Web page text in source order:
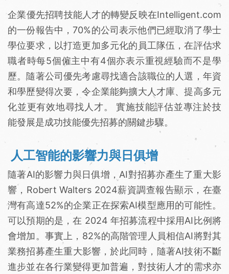
企業優先招聘技能人才的轉變反映在Intelligent.com
的一份報告中，70%的公司表示他們已經取消了學士
學位要求，以打造更加多元化的員工隊伍，在評估求
職者時每5個僱主中有4個亦表示重視經驗而不是學
歷。隨著公司優先考慮尋找適合該職位的人選，年資
和學歷變得次要，令企業能夠擴大人才庫、提高多元
化並更有效地尋找人才。 實施技能評估並專注於技
能發展是成功技能優先招募的關鍵步驟。
人工智能的影響力與日俱增
隨著AI的影響力與日俱增，AI對招募亦產生了重大影
響，Robert Walters 2024薪資調查報告顯示，在臺
灣有高達52%的企業正在探索AI模型應用的可能性。
可以預期的是，在 2024 年招募流程中採用AI比例將
會增加。事實上，82%的高階管理人員相信AI將對其
業務招募產生重大影響，於此同時，隨著AI技術不斷
進步並在各行業變得更加普遍，對技術人才的需求亦